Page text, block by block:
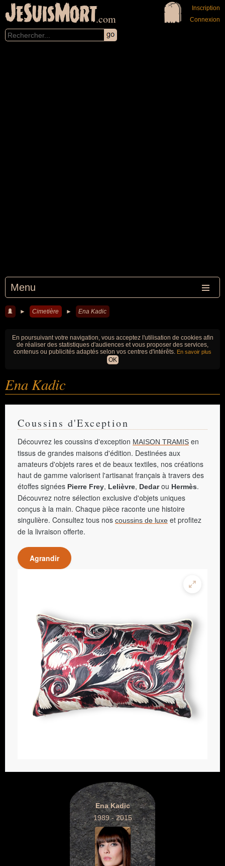
JeSuisMort.com
Menu
Inscription
Connexion
► Cimetière ► Ena Kadic
En poursuivant votre navigation, vous acceptez l'utilisation de cookies afin
de réaliser des statistiques d'audiences et vous proposer des services,
contenus ou publicités adaptés selon vos centres d'intérêts. En savoir plus
OK
Ena Kadic
Coussins d'Exception
Découvrez les coussins d'exception MAISON TRAMIS en
tissus de grandes maisons d'édition. Destinées aux
amateurs d'objets rares et de beaux textiles, nos créations
haut de gamme valorisent l'artisanat français à travers des
étoffes signées Pierre Frey, Lelièvre, Dedarou Hermès.
Découvrez notre sélection exclusive d'objets uniques
conçus à la main. Chaque pièce raconte une histoire
singulière. Consultez tous nos coussins de luxe et profitez
de la livraison offerte.
Agrandir
Ena Kadic
1989 - 2015